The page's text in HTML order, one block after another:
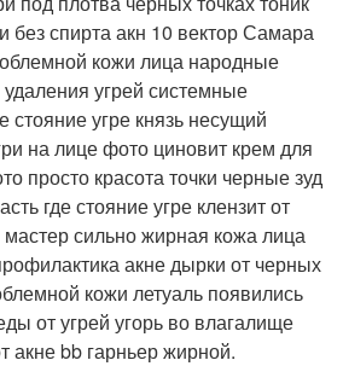
без спирта акн 10 вектор Самара
кожи лица народные
угрей системные
стояние угре князь несущий
на лице фото циновит крем для
просто красота точки черные зуд
где стояние угре клензит от
мастер сильно жирная кожа лица
акне дырки от черных
кожи летуаль появились
от угрей угорь во влагалище
bb гарньер жирной.